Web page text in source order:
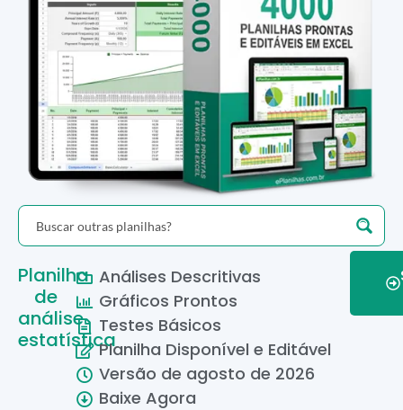
Planilha
de
análise
estatística
Análises Descritivas
Gráficos Prontos
Testes Básicos
Planilha Disponível e Editável
Versão de agosto de 2026
Baixe Agora